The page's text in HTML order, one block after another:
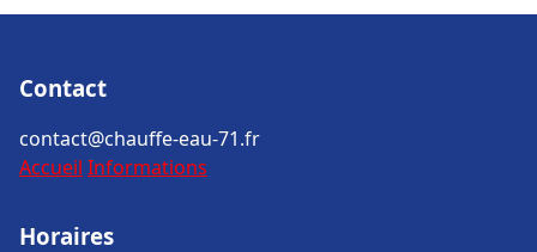
Contact
contact@chauffe-eau-71.fr
Accueil Informations
Horaires